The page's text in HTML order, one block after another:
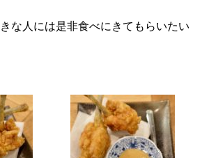
な人には是非食べにきてもらいたい